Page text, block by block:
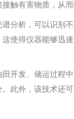
触有害物质，从而
分析，可以识别
使得仪器能够迅
发、储运过程
此外，该技术还